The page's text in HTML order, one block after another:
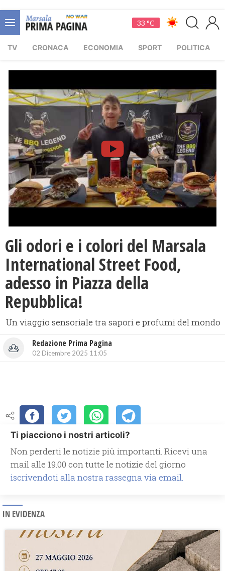
33 °C
TV CRONACA ECONOMIA SPORT POLITICA
Gli odori e i colori del Marsala
International Street Food,
adesso in Piazza della
Repubblica!
Un viaggio sensoriale tra sapori e profumi del mondo
Redazione Prima Pagina
02 Dicembre 2025 11:05
Ti piacciono i nostri articoli?
Non perderti le notizie più importanti. Ricevi una
mail alle 19.00 con tutte le notizie del giorno
iscrivendoti alla nostra rassegna via email.
IN EVIDENZA